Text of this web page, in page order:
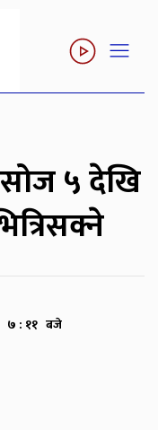
५ देखि
७ : ११ बजे